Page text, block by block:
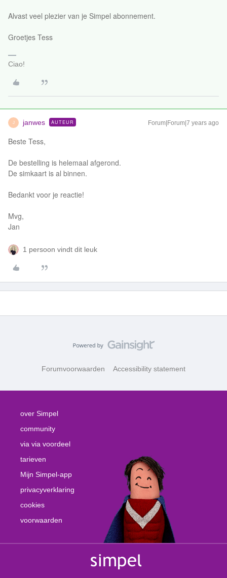
Alvast veel plezier van je Simpel abonnement.
Groetjes Tess
Ciao!
J janwes AUTEUR Forum|Forum|7 years ago
Beste Tess,
De bestelling is helemaal afgerond.
De simkaart is al binnen.
Bedankt voor je reactie!
Mvg,
Jan
1 persoon vindt dit leuk
Forumvoorwaarden Accessibility statement
over Simpel
community
via via voordeel
tarieven
Mijn Simpel-app
privacyverklaring
cookies
voorwaarden